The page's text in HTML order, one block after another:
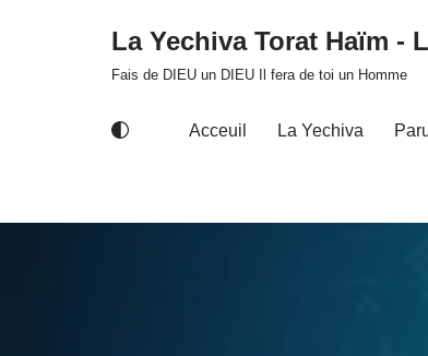
La Yechiva Torat Haïm -
Fais de DIEU un DIEU Il fera de toi un Homme
Acceuil La Yechiva